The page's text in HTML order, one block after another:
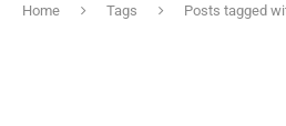
Home Tags Posts tagged